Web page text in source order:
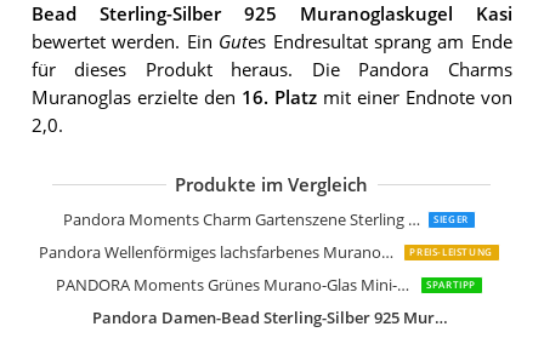
Bead Sterling-Silber 925 Muranoglaskugel Kasi
bewertet werden. Ein Gutes Endresultat sprang am Ende
für dieses Produkt heraus. Die Pandora Charms
Muranoglas erzielte den 16. Platzmit einer Endnote von
2,0.
Produkte im Vergleich
Pandora Moments Charm Gartenszene Sterling Silber SIEGER
Pandora Wellenförmiges lachsfarbenes Murano-Glas Charm PREIS-LEISTUNG
PANDORA Moments Grünes Murano-Glas Mini-Charm aus Sterling Silber SPARTIPP
Pandora Damen-Bead Sterling-Silber 925 Muranoglaskugel Kasi
Pandora Damen-Charm Silber